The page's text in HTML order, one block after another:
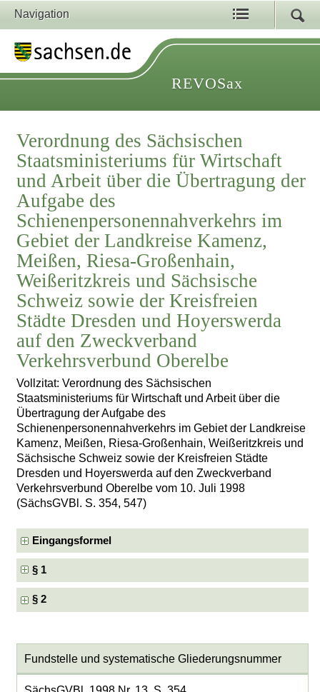
Navigation
REVOSax
Verordnung des Sächsischen
Staatsministeriums für Wirtschaft
und Arbeit über die Übertragung der
Aufgabe des
Schienenpersonennahverkehrs im
Gebiet der Landkreise Kamenz,
Meißen, Riesa-Großenhain,
Weißeritzkreis und Sächsische
Schweiz sowie der Kreisfreien
Städte Dresden und Hoyerswerda
auf den Zweckverband
Verkehrsverbund Oberelbe
Vollzitat: Verordnung des Sächsischen
Staatsministeriums für Wirtschaft und Arbeit über die
Übertragung der Aufgabe des
Schienenpersonennahverkehrs im Gebiet der Landkreise
Kamenz, Meißen, Riesa-Großenhain, Weißeritzkreis und
Sächsische Schweiz sowie der Kreisfreien Städte
Dresden und Hoyerswerda auf den Zweckverband
Verkehrsverbund Oberelbe vom 10. Juli 1998
(SächsGVBl. S. 354, 547)
Eingangsformel
§ 1
§ 2
Fundstelle und systematische Gliederungsnummer